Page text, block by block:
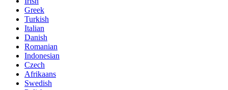
Greek
Turkish
Italian
Danish
Romanian
Indonesian
Czech
Afrikaans
Swedish